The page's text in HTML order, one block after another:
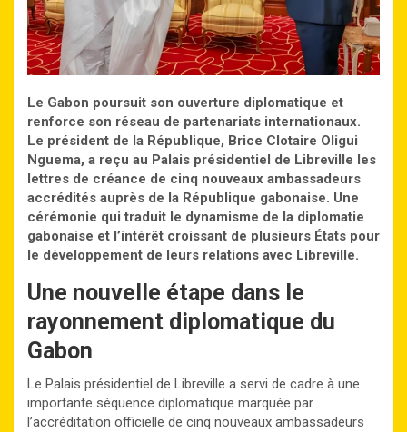
Le Gabon poursuit son ouverture diplomatique et
renforce son réseau de partenariats internationaux.
Le président de la République, Brice Clotaire Oligui
Nguema, a reçu au Palais présidentiel de Libreville les
lettres de créance de cinq nouveaux ambassadeurs
accrédités auprès de la République gabonaise. Une
cérémonie qui traduit le dynamisme de la diplomatie
gabonaise et l’intérêt croissant de plusieurs États pour
le développement de leurs relations avec Libreville.
Une nouvelle étape dans le
rayonnement diplomatique du
Gabon
Le Palais présidentiel de Libreville a servi de cadre à une
importante séquence diplomatique marquée par
l’accréditation officielle de cinq nouveaux ambassadeurs